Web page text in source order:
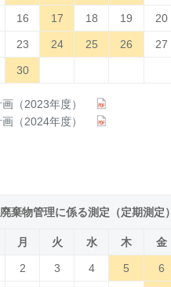
16 17 18 19 20
23 24 25 26 27
30
（2023年度）
（2024年度）
棄物管理に係る測定（定期測定）
月 火 水 木 金
2 3 4 5 6